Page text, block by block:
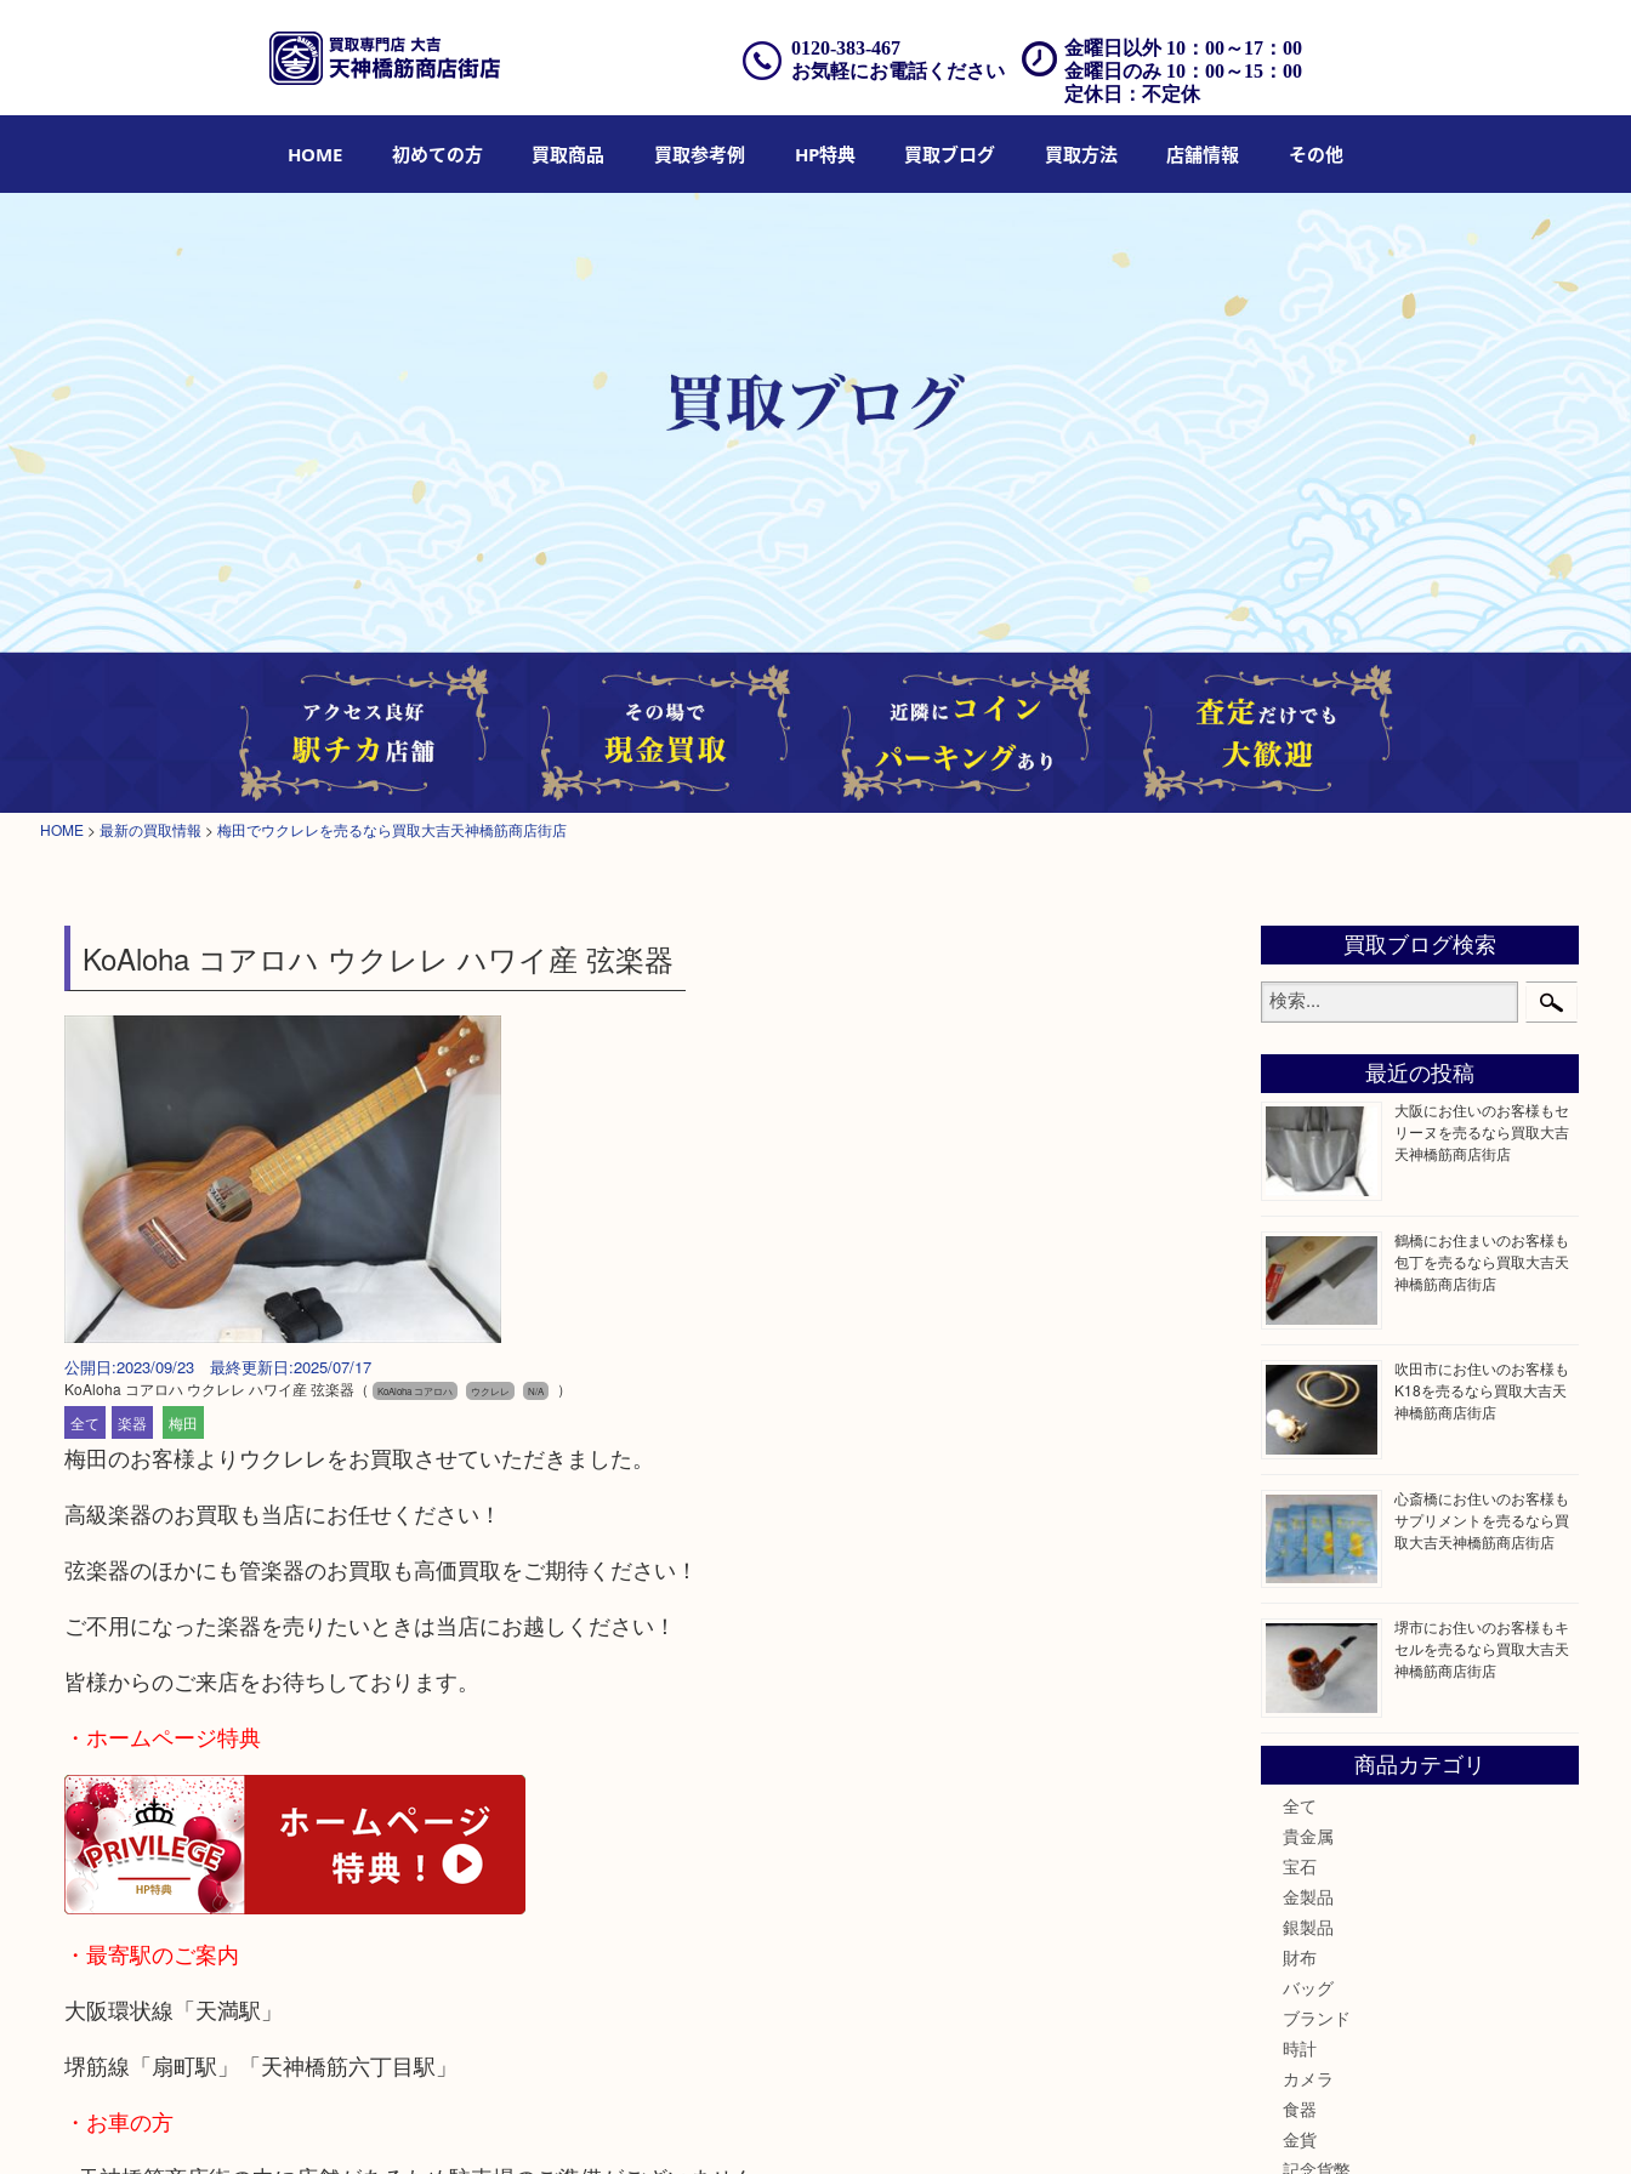
金曜日以外 10：00～17：00
金曜日のみ 10：00～15：00
定休日：不定休
0120-383-467
お気軽にお電話ください
HOME 初めての方 買取商品 買取参考例 HP特典 買取ブログ 買取方法 店舗情報 その他
HOME > 最新の買取情報 > 梅田でウクレレを売るなら買取大吉天神橋筋商店街店
KoAloha コアロハ ウクレレ ハワイ産 弦楽器
公開日:2023/09/23 最終更新日:2025/07/17
KoAloha コアロハ ウクレレ ハワイ産 弦楽器（ KoAloha コアロハ ウクレレ N/A
）
全て
楽器 梅田
梅田のお客様よりウクレレをお買取させていただきました。
高級楽器のお買取も当店にお任せください！
弦楽器のほかにも管楽器のお買取も高価買取をご期待ください！
ご不用になった楽器を売りたいときは当店にお越しください！
皆様からのご来店をお待ちしております。
・ホームページ特典
・最寄駅のご案内
大阪環状線「天満駅」
堺筋線「扇町駅」「天神橋筋六丁目駅」
・お車の方
買取ブログ検索
最近の投稿
大阪にお住いのお客様もセ
リーヌを売るなら買取大吉
天神橋筋商店街店
鶴橋にお住まいのお客様も
包丁を売るなら買取大吉天
神橋筋商店街店
吹田市にお住いのお客様も
K18を売るなら買取大吉天
神橋筋商店街店
心斎橋にお住いのお客様も
サプリメントを売るなら買
取大吉天神橋筋商店街店
堺市にお住いのお客様もキ
セルを売るなら買取大吉天
神橋筋商店街店
商品カテゴリ
全て
貴金属
宝石
金製品
銀製品
財布
バッグ
ブランド
時計
カメラ
食器
金貨
記念貨幣